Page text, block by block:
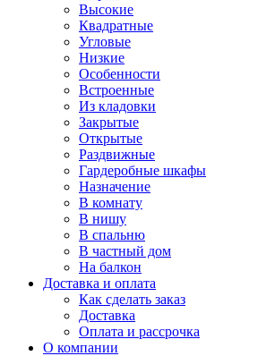
Высокие
Квадратные
Угловые
Низкие
Особенности
Встроенные
Из кладовки
Закрытые
Открытые
Раздвижные
Гардеробные шкафы
Назначение
В комнату
В нишу
В спальню
В частный дом
На балкон
Доставка и оплата
Как сделать заказ
Доставка
Оплата и рассрочка
О компании